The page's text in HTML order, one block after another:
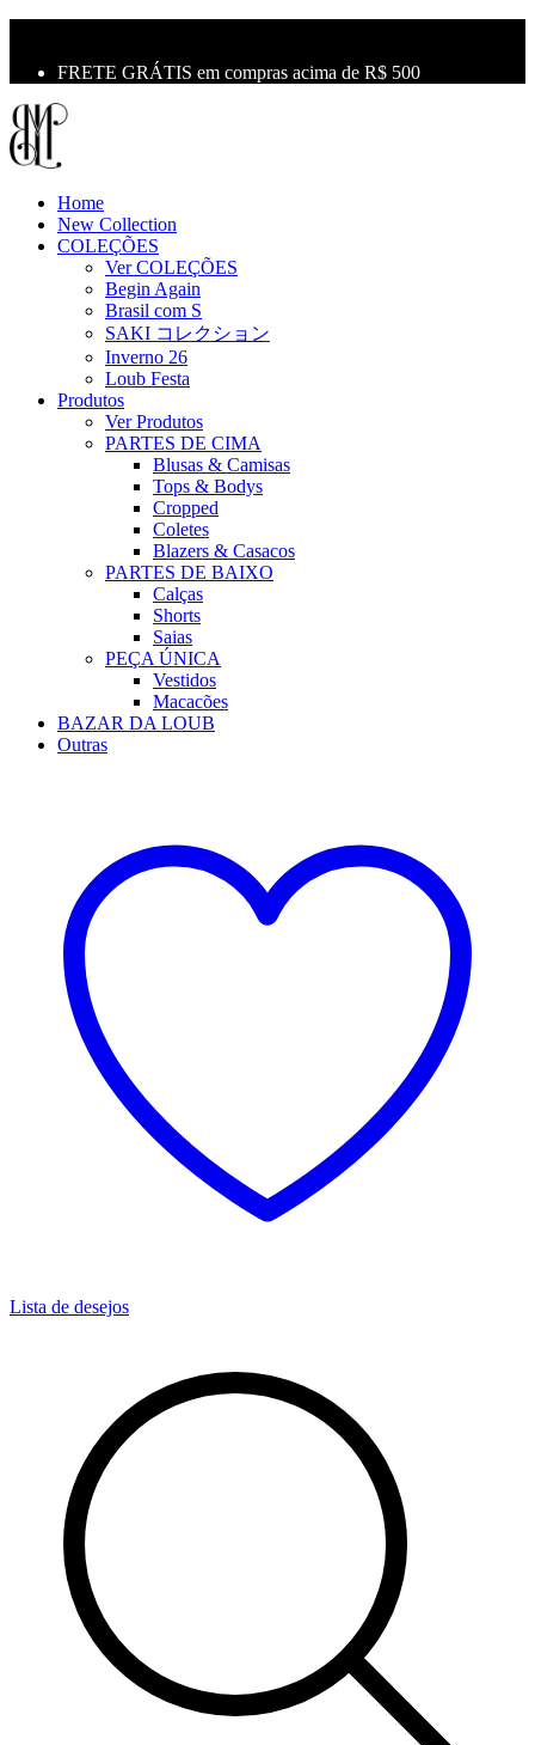
FRETE GRÁTIS em compras acima de R$ 500
Home
New Collection
COLEÇÕES
Ver COLEÇÕES
Begin Again
Brasil com S
SAKI コレクション
Inverno 26
Loub Festa
Produtos
Ver Produtos
PARTES DE CIMA
Blusas & Camisas
Tops & Bodys
Cropped
Coletes
Blazers & Casacos
PARTES DE BAIXO
Calças
Shorts
Saias
PEÇA ÚNICA
Vestidos
Macacões
BAZAR DA LOUB
Outras
Lista de desejos